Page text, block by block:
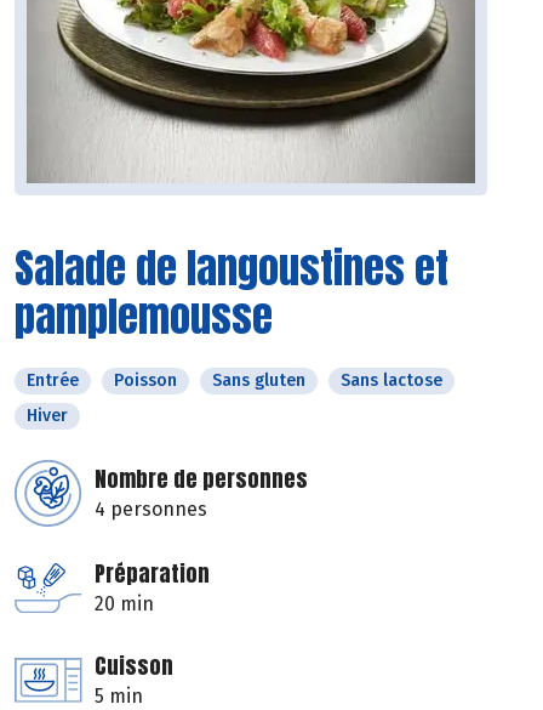
Salade de langoustines et
pamplemousse
Entrée Poisson Sans gluten
Sans lactose
Hiver
Nombre de personnes
4 personnes
Préparation
20 min
Cuisson
5 min